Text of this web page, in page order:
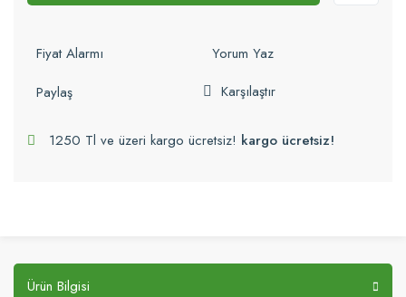
Fiyat Alarmı
Yorum Yaz
Paylaş
Karşılaştır
1250 Tl ve üzeri kargo ücretsiz! kargo ücretsiz!
Ürün Bilgisi